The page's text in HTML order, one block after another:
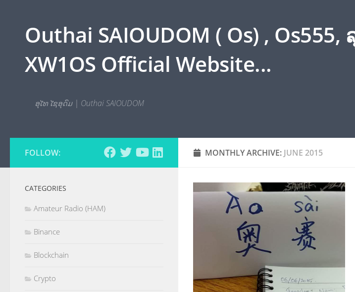
Outhai SAIOUDOM ( Os) , Os555,
XW1OS Official Website...
ອຸໄທ ໄຊອຸດົມ | Outhai SAIOUDOM
MONTHLY ARCHIVE: JUNE 2015
FOLLOW:
CATEGORIES
Amateur Radio (HAM)
Binance
Blockchain
Crypto